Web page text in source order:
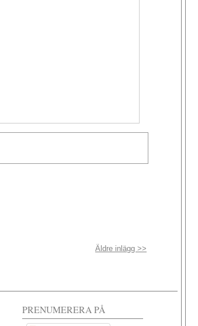
Äldre inlägg >>
PRENUMERERA PÅ